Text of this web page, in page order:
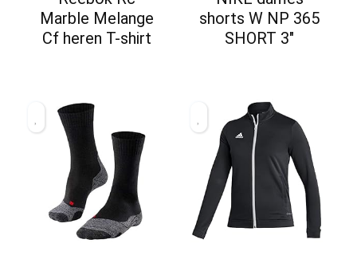
Marble Melange
Cf heren T-shirt
shorts W NP 365
SHORT 3″